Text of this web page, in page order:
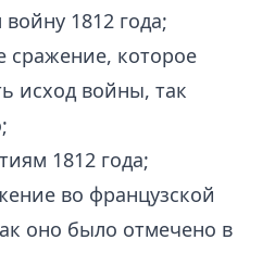
1812 года;
сражение, которое
исход войны, так
1812 года;
во французской
оно было отмечено в